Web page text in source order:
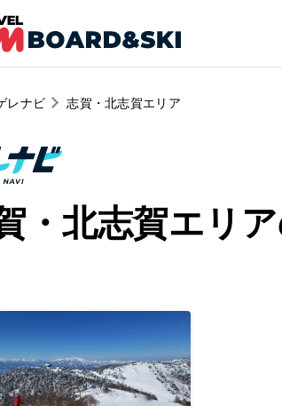
レナビ 志賀・北志賀エリア
・北志賀エリ